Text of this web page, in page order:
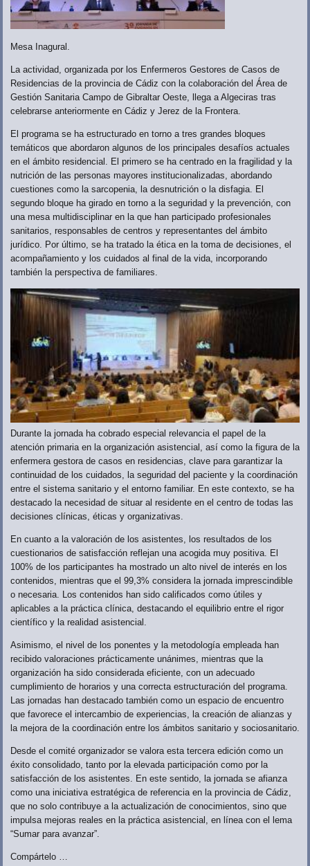
Mesa Inagural.
La actividad, organizada por los Enfermeros Gestores de Casos de
Residencias de la provincia de Cádiz con la colaboración del Área de
Gestión Sanitaria Campo de Gibraltar Oeste, llega a Algeciras tras
celebrarse anteriormente en Cádiz y Jerez de la Frontera.
El programa se ha estructurado en torno a tres grandes bloques
temáticos que abordaron algunos de los principales desafíos actuales
en el ámbito residencial. El primero se ha centrado en la fragilidad y la
nutrición de las personas mayores institucionalizadas, abordando
cuestiones como la sarcopenia, la desnutrición o la disfagia. El
segundo bloque ha girado en torno a la seguridad y la prevención, con
una mesa multidisciplinar en la que han participado profesionales
sanitarios, responsables de centros y representantes del ámbito
jurídico. Por último, se ha tratado la ética en la toma de decisiones, el
acompañamiento y los cuidados al final de la vida, incorporando
también la perspectiva de familiares.
Durante la jornada ha cobrado especial relevancia el papel de la
atención primaria en la organización asistencial, así como la figura de la
enfermera gestora de casos en residencias, clave para garantizar la
continuidad de los cuidados, la seguridad del paciente y la coordinación
entre el sistema sanitario y el entorno familiar. En este contexto, se ha
destacado la necesidad de situar al residente en el centro de todas las
decisiones clínicas, éticas y organizativas.
En cuanto a la valoración de los asistentes, los resultados de los
cuestionarios de satisfacción reflejan una acogida muy positiva. El
100% de los participantes ha mostrado un alto nivel de interés en los
contenidos, mientras que el 99,3% considera la jornada imprescindible
o necesaria. Los contenidos han sido calificados como útiles y
aplicables a la práctica clínica, destacando el equilibrio entre el rigor
científico y la realidad asistencial.
Asimismo, el nivel de los ponentes y la metodología empleada han
recibido valoraciones prácticamente unánimes, mientras que la
organización ha sido considerada eficiente, con un adecuado
cumplimiento de horarios y una correcta estructuración del programa.
Las jornadas han destacado también como un espacio de encuentro
que favorece el intercambio de experiencias, la creación de alianzas y
la mejora de la coordinación entre los ámbitos sanitario y sociosanitario.
Desde el comité organizador se valora esta tercera edición como un
éxito consolidado, tanto por la elevada participación como por la
satisfacción de los asistentes. En este sentido, la jornada se afianza
como una iniciativa estratégica de referencia en la provincia de Cádiz,
que no solo contribuye a la actualización de conocimientos, sino que
impulsa mejoras reales en la práctica asistencial, en línea con el lema
“Sumar para avanzar”.
Compártelo …